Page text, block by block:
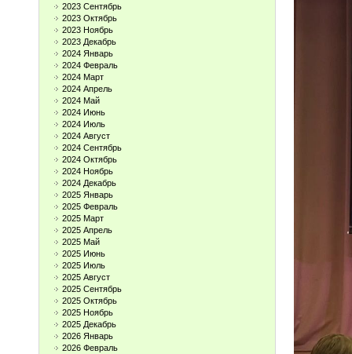
2023 Сентябрь
2023 Октябрь
2023 Ноябрь
2023 Декабрь
2024 Январь
2024 Февраль
2024 Март
2024 Апрель
2024 Май
2024 Июнь
2024 Июль
2024 Август
2024 Сентябрь
2024 Октябрь
2024 Ноябрь
2024 Декабрь
2025 Январь
2025 Февраль
2025 Март
2025 Апрель
2025 Май
2025 Июнь
2025 Июль
2025 Август
2025 Сентябрь
2025 Октябрь
2025 Ноябрь
2025 Декабрь
2026 Январь
2026 Февраль